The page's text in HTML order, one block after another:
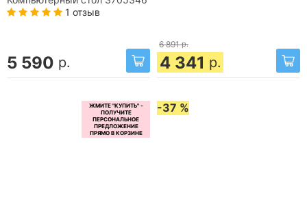
1 отзыв
5 590 р.
6 891 р.
4 341 р.
-37 %